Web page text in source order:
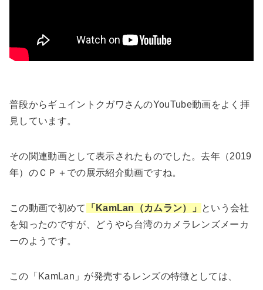
普段からギュイントクガワさんのYouTube動画をよく拝
見しています。
その関連動画として表示されたものでした。去年（2019
年）のＣＰ＋での展示紹介動画ですね。
この動画で初めて 「KamLan（カムラン）」
という会社
を知ったのですが、どうやら台湾のカメラレンズメーカ
ーのようです。
この「KamLan」が発売するレンズの特徴としては、